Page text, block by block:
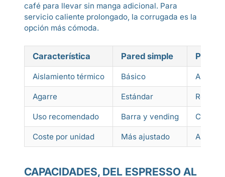
café para llevar sin manga adicional. Para
servicio caliente prolongado, la corrugada es la
opción más cómoda.
Característica Pared simple Pared
Aislamiento térmico Básico Alto,
Agarre Estándar
Uso recomendado Barra y vending Café
Coste por unidad Más ajustado Algo
CAPACIDADES, DEL ESPRESSO AL